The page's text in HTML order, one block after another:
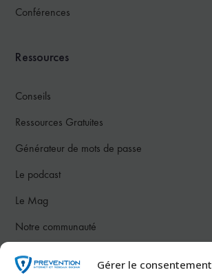
Gérer le consentement
Conférences
Ressources
Conseils
Ressources Gratuites
Générateur de mots de passe
Le podcast
Le Mag
Notre communauté
Nous contacter